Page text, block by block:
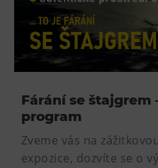
Fárání se štajgrem
program
Zveme vás na
expozice, dozvíte se o